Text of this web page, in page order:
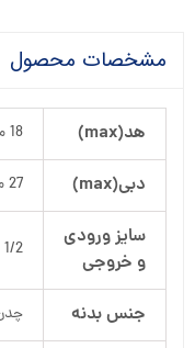
مشخصات محصول
هد(max) 18 متر
دبی(max) 27 متر مکعب بر ساعت
سایز ورودی
و خروجی
1/2 1 اینچ
جنس بدنه